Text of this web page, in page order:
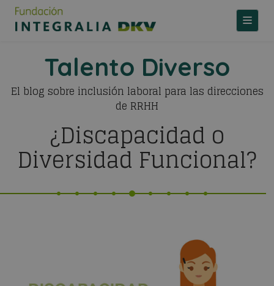
Talento Diverso
El blog sobre inclusión laboral para las direcciones
de RRHH
¿Discapacidad o
Diversidad Funcional?